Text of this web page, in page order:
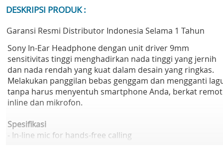
DESKRIPSI PRODUK :
Garansi Resmi Distributor Indonesia Selama 1 Tahun
Sony In-Ear Headphone dengan unit driver 9mm
sensitivitas tinggi menghadirkan nada tinggi yang jernih
dan nada rendah yang kuat dalam desain yang ringkas.
Melakukan panggilan bebas genggam dan mengganti
tanpa harus menyentuh smartphone Anda, berkat
inline dan mikrofon.
Spesifikasi
- In-line mic for hands-free calling